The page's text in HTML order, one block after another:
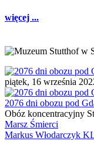
więcej ...
piątek, 16 września
2076 dni obozu pod
Obóz koncentracyjny
Marsz Śmierci
Markus Włodarczyk